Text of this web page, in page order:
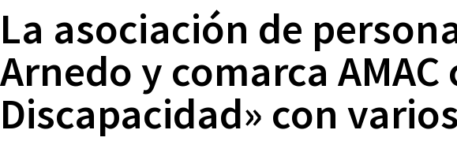
La asociación de
Arnedo y comarca
Discapacidad» con